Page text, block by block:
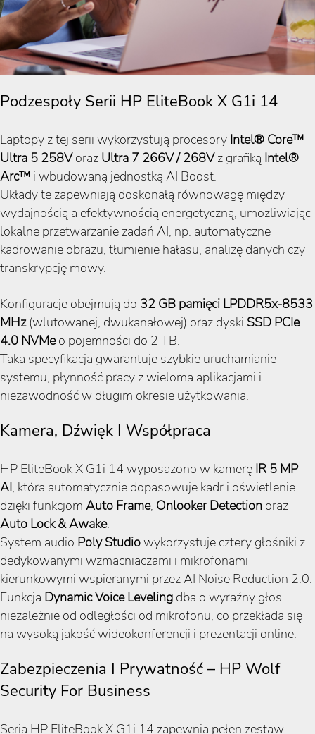
Podzespoły Serii HP EliteBook X G1i 14
Laptopy z tej serii wykorzystują procesory Intel® Core™
Ultra 5 258Voraz Ultra 7 266V / 268Vz grafiką Intel®
Arc™ i wbudowaną jednostką AI Boost.
Układy te zapewniają doskonałą równowagę między
wydajnością a efektywnością energetyczną, umożliwiając
lokalne przetwarzanie zadań AI, np. automatyczne
kadrowanie obrazu, tłumienie hałasu, analizę danych czy
transkrypcję mowy.
Konfiguracje obejmują do 32 GB pamięci LPDDR5x-8533
MHz(wlutowanej, dwukanałowej) oraz dyski SSD PCIe
4.0 NVMeo pojemności do 2 TB.
Taka specyfikacja gwarantuje szybkie uruchamianie
systemu, płynność pracy z wieloma aplikacjami i
niezawodność w długim okresie użytkowania.
Kamera, Dźwięk I Współpraca
HP EliteBook X G1i 14 wyposażono w kamerę IR 5 MP
AI, która automatycznie dopasowuje kadr i oświetlenie
dzięki funkcjom Auto Frame, Onlooker Detection oraz
Auto Lock & Awake.
System audio Poly Studiowykorzystuje cztery głośniki z
dedykowanymi wzmacniaczami i mikrofonami
kierunkowymi wspieranymi przez AI Noise Reduction 2.0.
Funkcja Dynamic Voice Leveling dba o wyraźny głos
niezależnie od odległości od mikrofonu, co przekłada się
na wysoką jakość wideokonferencji i prezentacji online.
Zabezpieczenia I Prywatność – HP Wolf
Security For Business
Seria HP EliteBook X G1i 14 zapewnia pełen zestaw